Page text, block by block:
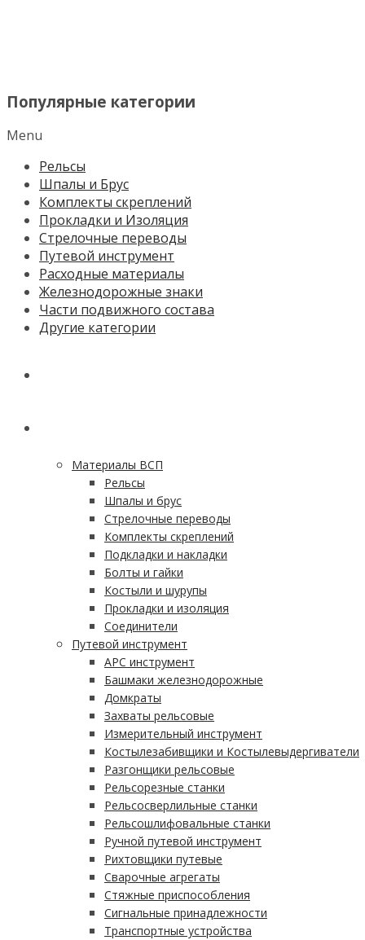
Популярные категории
Menu
Рельсы
Шпалы и Брус
Комплекты скреплений
Прокладки и Изоляция
Стрелочные переводы
Путевой инструмент
Расходные материалы
Железнодорожные знаки
Части подвижного состава
Другие категории
Материалы ВСП
Рельсы
Шпалы и брус
Стрелочные переводы
Комплекты скреплений
Подкладки и накладки
Болты и гайки
Костыли и шурупы
Прокладки и изоляция
Соединители
Путевой инструмент
АРС инструмент
Башмаки железнодорожные
Домкраты
Захваты рельсовые
Измерительный инструмент
Костылезабивщики и Костылевыдергиватели
Разгонщики рельсовые
Рельсорезные станки
Рельсосверлильные станки
Рельсошлифовальные станки
Ручной путевой инструмент
Рихтовщики путевые
Сварочные агрегаты
Стяжные приспособления
Сигнальные принадлежности
Транспортные устройства